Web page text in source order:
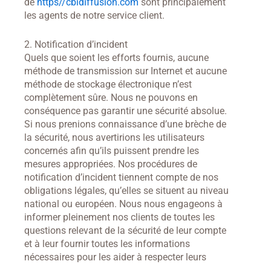
de https//cbidiffusion.com sont principalement
les agents de notre service client.
2. Notification d’incident
Quels que soient les efforts fournis, aucune
méthode de transmission sur Internet et aucune
méthode de stockage électronique n’est
complètement sûre. Nous ne pouvons en
conséquence pas garantir une sécurité absolue.
Si nous prenions connaissance d’une brèche de
la sécurité, nous avertirions les utilisateurs
concernés afin qu’ils puissent prendre les
mesures appropriées. Nos procédures de
notification d’incident tiennent compte de nos
obligations légales, qu’elles se situent au niveau
national ou européen. Nous nous engageons à
informer pleinement nos clients de toutes les
questions relevant de la sécurité de leur compte
et à leur fournir toutes les informations
nécessaires pour les aider à respecter leurs